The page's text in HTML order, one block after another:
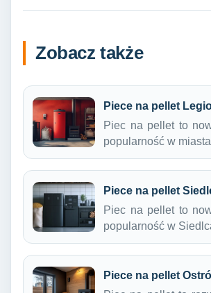
Zobacz także
Piece na pellet
Piec na pellet to
popularność w
Piece na pellet
Piec na pellet to
popularność w
Piece na pellet